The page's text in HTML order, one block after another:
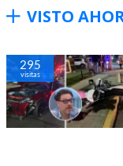
VISTO
295
visitas